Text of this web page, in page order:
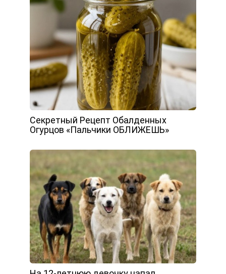
Секретный Рецепт Обалденных
Огурцов «Пальчики ОБЛИЖЕШЬ»